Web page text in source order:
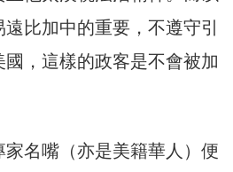
比加中的重要，不遵守引
，這樣的政客是不會被加
名嘴（亦是美籍華人）便